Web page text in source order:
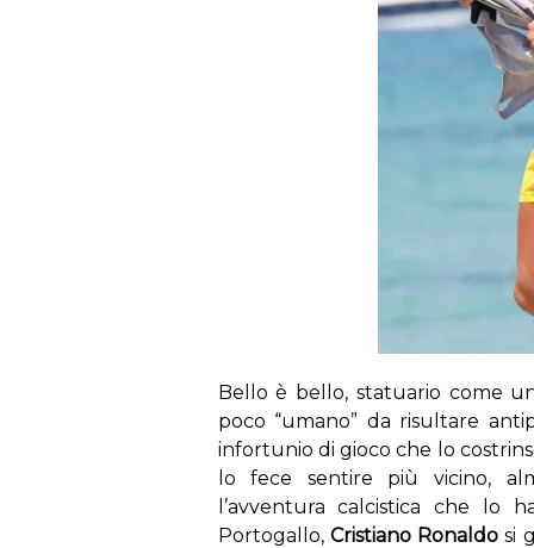
Bello è bello, statuario come
poco “umano” da risultare
infortunio di gioco che lo
lo fece sentire più vicino,
l’avventura calcistica che lo
Portogallo, Cristiano Ronaldo si